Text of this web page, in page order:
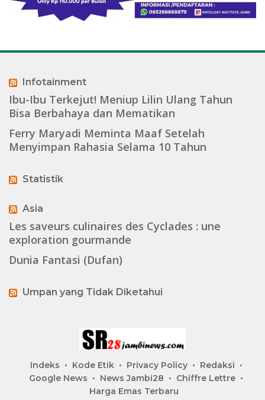
Infotainment
Ibu-Ibu Terkejut! Meniup Lilin Ulang Tahun
Bisa Berbahaya dan Mematikan
Ferry Maryadi Meminta Maaf Setelah
Menyimpan Rahasia Selama 10 Tahun
Statistik
Asia
Les saveurs culinaires des Cyclades : une
exploration gourmande
Dunia Fantasi (Dufan)
Umpan yang Tidak Diketahui
Indeks Kode Etik Privacy Policy
Redaksi
Google News
News Jambi28
Chiffre Lettre
Harga Emas Terbaru